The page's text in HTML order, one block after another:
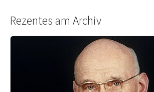
Rezentes am Archiv